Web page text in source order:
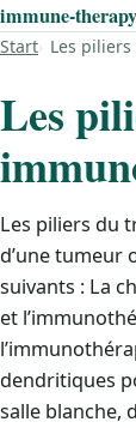
immune‑therapy
Start Les
Les
Les piliers du
d’une tumeur
suivants : La
et
dendritiques
salle blanche,